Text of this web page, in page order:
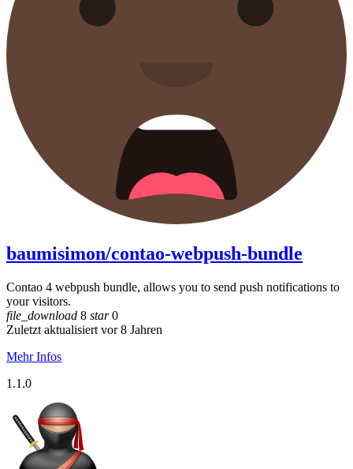
baumisimon/contao-webpush-bundle
Contao 4 webpush bundle, allows you to send push notifications to
your visitors.
file_download 8 star0
Zuletzt aktualisiert vor 8 Jahren
Mehr Infos
1.1.0